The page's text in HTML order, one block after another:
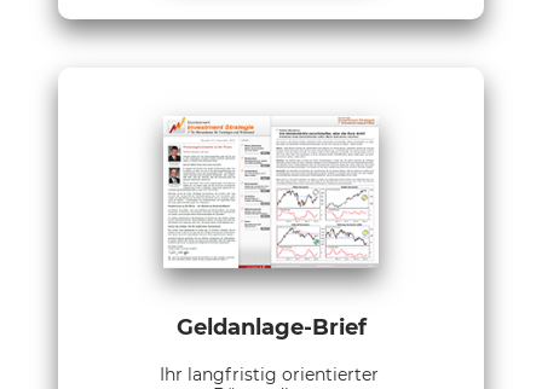
Geldanlage-Brief
Ihr langfristig orientierter